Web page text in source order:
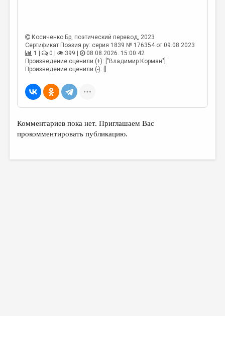
Косиченко Бр, поэтический перевод, 2023
Сертификат Поэзия.ру: серия 1839 № 176354 от 09.08.2023
1 |
0 | 399 |
08.08.2026. 15:00:42
Произведение оценили (+): ["Владимир Корман"]
Произведение оценили (-): []
Комментариев пока нет. Приглашаем Вас
прокомментировать публикацию.